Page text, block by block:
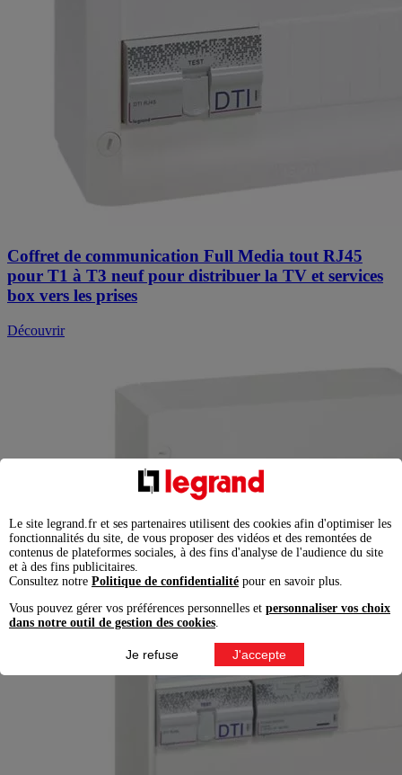
Coffret de communication Full Media tout RJ45
pour T1 à T3 neuf pour distribuer la TV et services
box vers les prises
Découvrir
Le site legrand.fr et ses partenaires utilisent des cookies afin d'optimiser les
fonctionnalités du site, de vous proposer des vidéos et des remontées de
contenus de plateformes sociales, à des fins d'analyse de l'audience du site
et à des fins publicitaires.
Consultez notre Politique de confidentialité pour en savoir plus.
Vous pouvez gérer vos préférences personnelles et personnaliser vos choix
dans notre outil de gestion des cookies
Je refuse J'accepte